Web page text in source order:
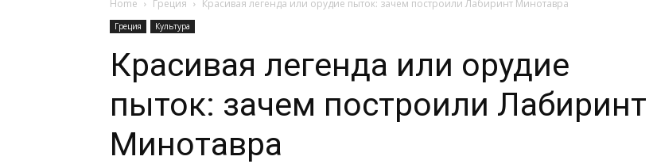
Home Греция Красивая легенда или орудие пыток: зачем построили Лабиринт Минотавра
Греция Культура
Красивая легенда или орудие
пыток: зачем построили Лабиринт
Минотавра